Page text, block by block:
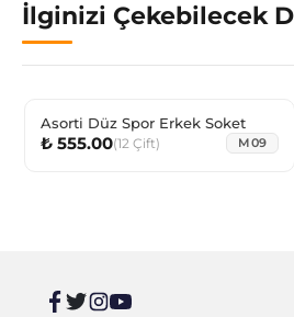
İlginizi Çekebilecek
Asorti Düz Spor Erkek Soket
₺ 555.00(12 Çift) M09